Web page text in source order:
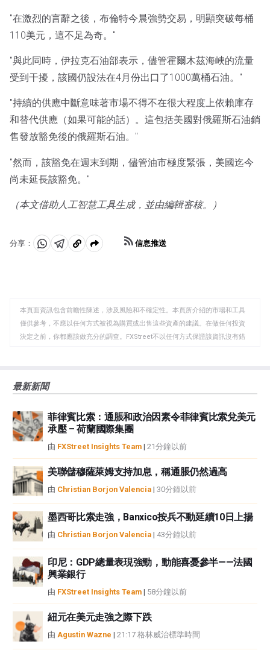
"在激烈的言辭之後，布倫特今晨強勢交易，明顯突破每桶
110美元，這不足為奇。"
"與此同時，伊拉克石油部表示，儘管霍爾木茲海峽的流量
受到干擾，該國仍設法在4月份出口了1000萬桶石油。"
"持續的供應中斷意味著市場不得不在很大程度上依賴庫存
和替代供應（如果可能的話）。這包括美國對俄羅斯石油銷
售發放豁免後的俄羅斯石油。"
"然而，該豁免在週末到期，儘管油市極度緊張，美國迄今
尚未延長該豁免。"
（本文借助人工智慧工具生成，並由編輯審核。）
分享：
分 分 複
板
信息推送
本頁面資訊包含前瞻性陳述，涉及風險和不確定性。本頁所介紹的市場和工具
僅供參考，不應以任何方式被視為購買或出售這些資產的建議。在做任何投資
決定之前，你都應該做充分的調查。FXStreet不以任何方式保證該資訊沒有錯
觀點，並不代表FXStreet或其廣告商的官方政策或立場。作者不對本頁連結的
如果文章正文中沒有明確提到，在撰寫本文時，作者在本文中提到的任何股票
中都沒有頭寸，也沒有與文中提到的任何公司有業務關係。除了FXStreet，作
者沒有收到撰寫這篇文章的報酬。
性不作任何陳述。FXStreet和作者將不承擔任何錯誤，遺漏或任何損失，傷害
或損害由此資訊及其顯示或使用引起的。錯誤和遺漏除外。本文作者和
FXStreet並非註冊投資顧問，本文內容無意提供任何投資建議。
最新新聞
菲律賓比索：通脹和政治因素令菲律賓比索兌美元
承壓 – 荷蘭國際集團
由 FXStreet Insights Team | 21分鐘以前
美聯儲穆薩萊姆支持加息，稱通脹仍然過高
由 Christian Borjon Valencia | 30分鐘以前
墨西哥比索走強，Banxico按兵不動延續10日上揚
由 Christian Borjon Valencia | 43分鐘以前
印尼：GDP總量表現強勁，動能喜憂參半——法國
興業銀行
由 FXStreet Insights Team | 58分鐘以前
紐元在美元走強之際下跌
由 Agustin Wazne | 21:17 格林威治標準時間